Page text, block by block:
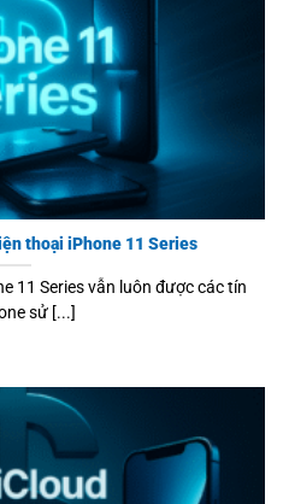
thoại iPhone 11 Series
11 Series vẫn luôn được các tín
sử [...]